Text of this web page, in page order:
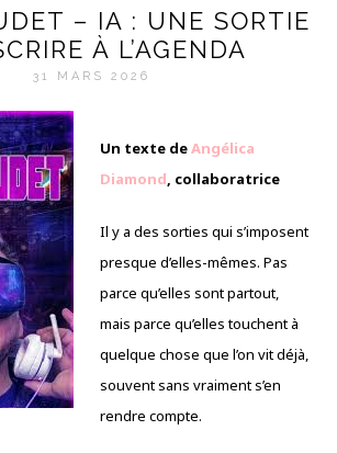
– IA : UNE SORTIE
À L’AGENDA
31 MARS 2026
Un texte deAngélica
Diamond, collaboratrice
Il y a des sorties qui s’imposent
presque d’elles-mêmes. Pas
parce qu’elles sont partout,
mais parce qu’elles touchent à
quelque chose que l’on vit déjà,
souvent sans vraiment s’en
rendre compte.